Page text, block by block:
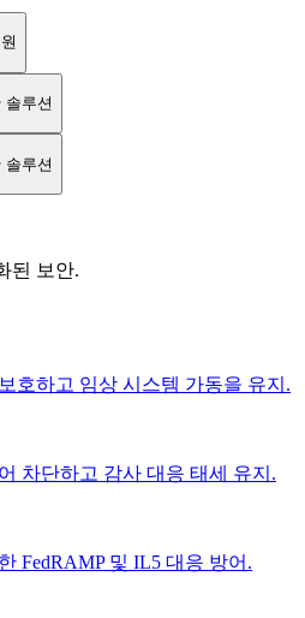
솔루션
솔루션
된 보안.
호하고 임상 시스템 가동을 유지.
차단하고 감사 대응 태세 유지.
FedRAMP 및 IL5 대응 방어.